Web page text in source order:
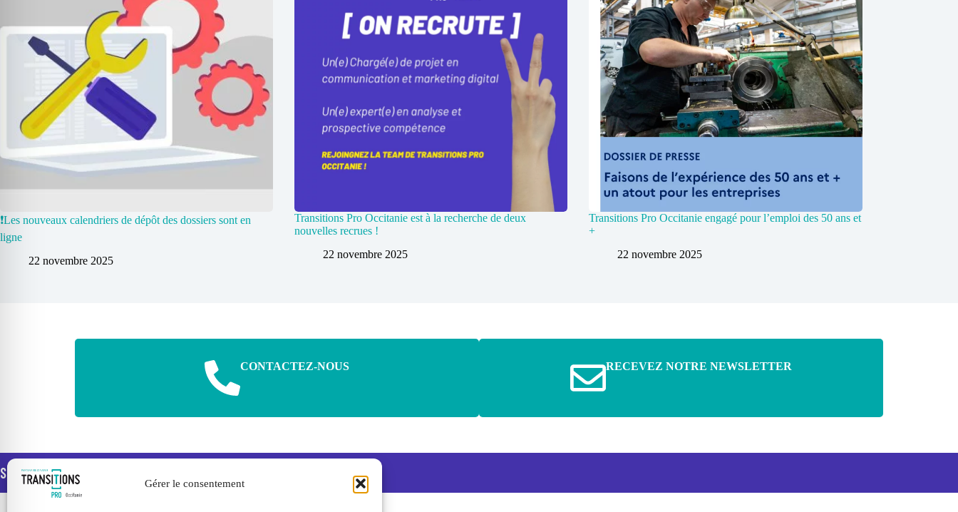
Gérer le consentement
❗️Les nouveaux calendriers de dépôt des dossiers sont en
ligne
22 novembre 2025
Transitions Pro Occitanie est à la recherche de deux
nouvelles recrues !
22 novembre 2025
Transitions Pro Occitanie engagé pour l’emploi des 50 ans et
+
22 novembre 2025
CONTACTEZ-NOUS RECEVEZ NOTRE NEWSLETTER
Suivez-nous